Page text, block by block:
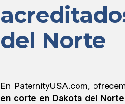
del Norte
En PaternityUSA.com,
en corte en Dakota del Norte